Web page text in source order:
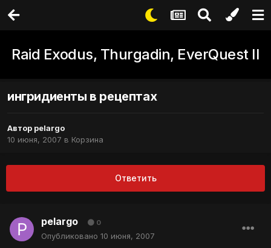
Raid Exodus, Thurgadin, EverQuest II
ингридиенты в рецептах
Автор pelargo
10 июня, 2007 в Корзина
Ответить
pelargo 0
Опубликовано 10 июня, 2007